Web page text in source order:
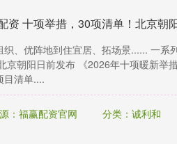
资 十项举措，30项清单！北京朝
织、优阵地到住宜居、拓场景...... 一系
京朝阳日前发布 《2026年十项暖新举
目清单....
：福赢配资官网 分类：诚利和